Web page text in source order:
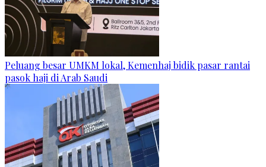
Peluang besar UMKM lokal, Kemenhaj bidik pasar rantai
pasok haji di Arab Saudi